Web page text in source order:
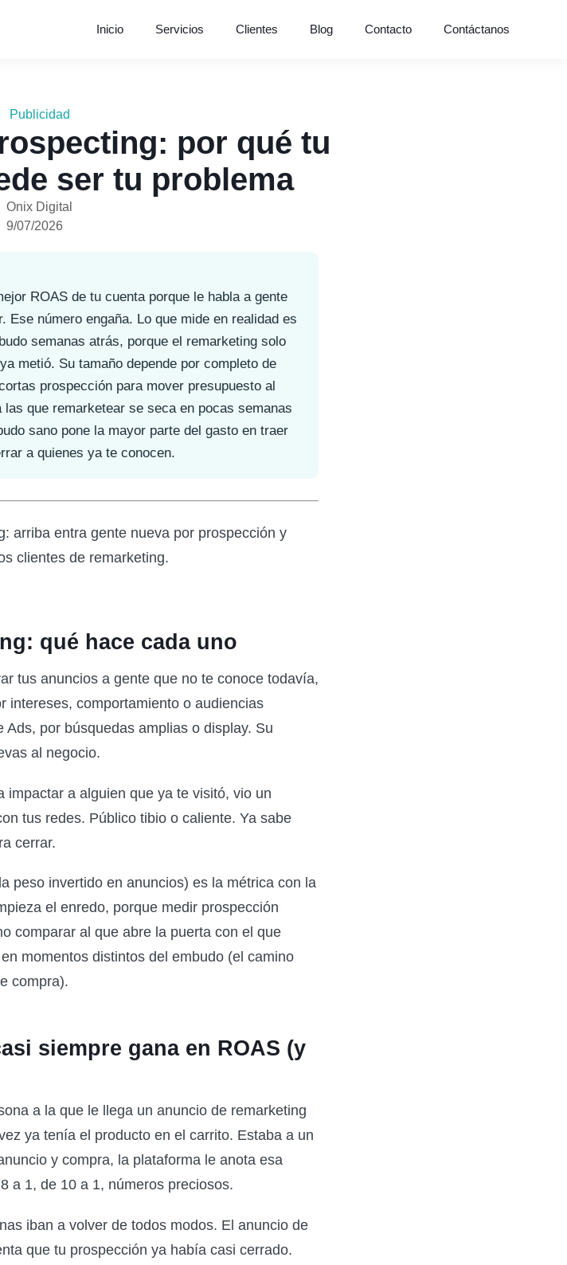
Inicio Servicios Clientes Blog Contacto Contáctanos
Publicidad
por qué tu
ser tu problema
Onix Digital
9/07/2026
ROAS de tu cuenta porque le habla a gente
número engaña. Lo que mide en realidad es
semanas atrás, porque el remarketing solo
metió. Su tamaño depende por completo de
prospección para mover presupuesto al
las que remarketear se seca en pocas semanas
sano pone la mayor parte del gasto en traer
a quienes ya te conocen.
qué hace cada uno
tus anuncios a gente que no te conoce todavía,
intereses, comportamiento o audiencias
por búsquedas amplias o display. Su
al negocio.
a alguien que ya te visitó, vio un
tus redes. Público tibio o caliente. Ya sabe
cerrar.
peso invertido en anuncios) es la métrica con la
el enredo, porque medir prospección
comparar al que abre la puerta con el que
momentos distintos del embudo (el camino
compra).
siempre gana en ROAS (y
a la que le llega un anuncio de remarketing
ya tenía el producto en el carrito. Estaba a un
y compra, la plataforma le anota esa
a 1, de 10 a 1, números preciosos.
iban a volver de todos modos. El anuncio de
que tu prospección ya había casi cerrado.